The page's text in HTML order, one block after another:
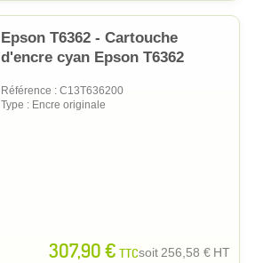
Epson T6362 - Cartouche
d'encre cyan Epson T6362
Référence : C13T636200
Type : Encre originale
307,90 € TTCsoit256,58 € HT